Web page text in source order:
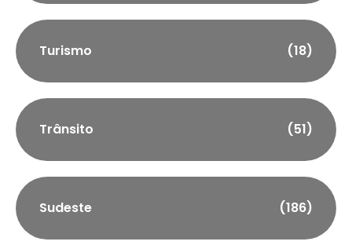
Turismo (18)
Trânsito (51)
Sudeste (186)